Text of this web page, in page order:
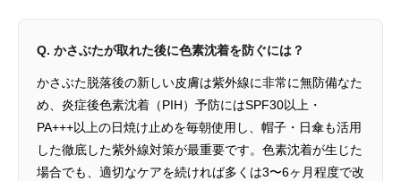
Q. かさぶたが取れた後に色素沈着を防ぐには？
かさぶた脱落後の新しい皮膚は紫外線に非常に無防備なた
め、炎症後色素沈着（PIH）予防にはSPF30以上・
PA+++以上の日焼け止めを毎朝使用し、帽子・日傘も活用
した徹底した紫外線対策が最重要です。色素沈着が生じた
場合でも、適切なケアを続ければ多くは3〜6ヶ月程度で改